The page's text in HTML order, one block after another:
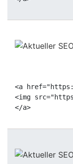
<a
<img